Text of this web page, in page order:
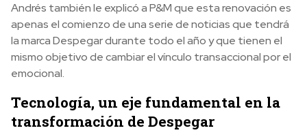
Andrés también le explicó a P&M que esta renovación es
apenas el comienzo de una serie de noticias que tendrá
la marca Despegar durante todo el año y que tienen el
mismo objetivo de cambiar el vínculo transaccional por el
emocional.
Tecnología, un eje fundamental en la
transformación de Despegar